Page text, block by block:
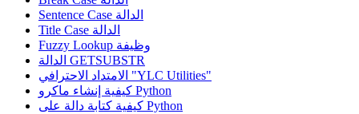
Sentence Case الدالة
Title Case الدالة
Fuzzy Lookup وظيفة
الدالة GETSUBSTR
الامتداد الاحترافي "YLC Utilities"
كيفية إنشاء ماكرو Python
كيفية كتابة دالة على Python